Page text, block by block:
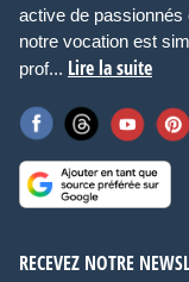
active de passionnés
notre vocation est
prof... Lire la suite
RECEVEZ NOTRE